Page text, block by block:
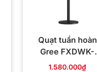
Quạt tuần hoàn
Gree FXDWK-
1902BG3
1.580.000₫